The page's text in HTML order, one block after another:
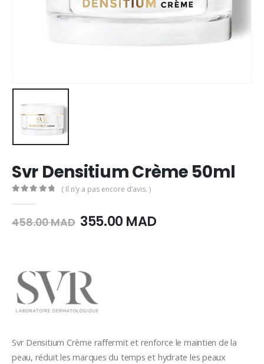
Svr Densitium Crème 50ml
( Il n’y a pas encore d’avis. )
458.00MAD Le
458.00
MAD.
355.00 MADLe
Svr Densitium Crème raffermit et renforce le maintien de la
peau, réduit les marques du temps et hydrate les peaux